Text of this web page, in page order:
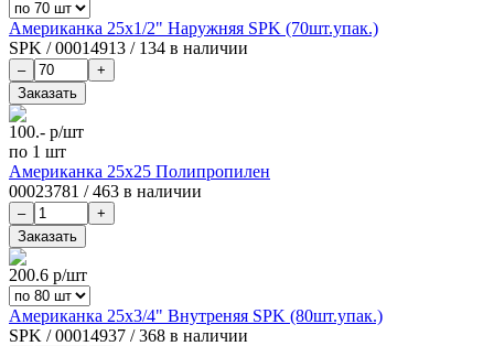
Американка 25х1/2" Наружняя SPK (70шт.упак.)
SPK /00014913 / 134 в наличии
100.- р/шт
по 1 шт
Американка 25х25 Полипропилен
00023781 /463 в наличии
200.6 р/шт
Американка 25х3/4" Внутреняя SPK (80шт.упак.)
SPK /00014937 /368 в наличии